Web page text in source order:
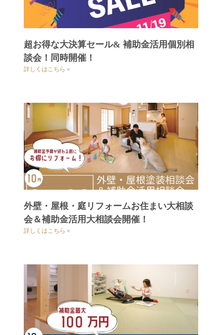
超お得な大決算セール& 補助金活用個別相
談会！同時開催！
詳しくはこちら »
外壁・屋根・庭リフォームお住まい大相談
会＆補助金活用大相談会開催！
詳しくはこちら »